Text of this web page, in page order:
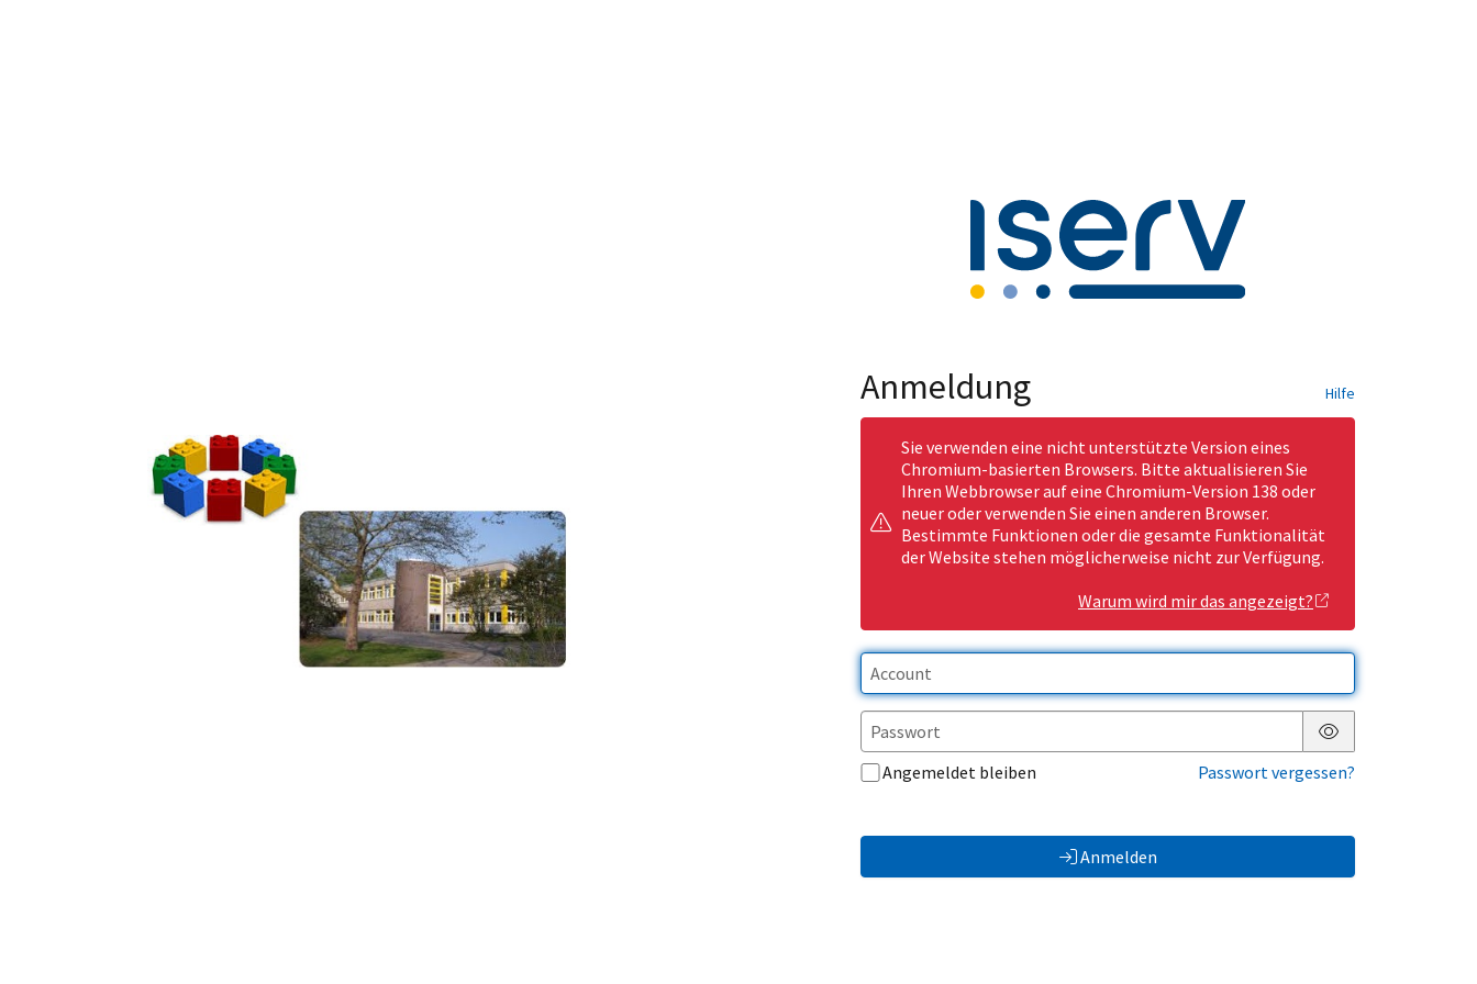
Anmeldung Hilfe
Sie verwenden eine nicht unterstützte Version eines
Chromium-basierten Browsers. Bitte aktualisieren Sie
Ihren Webbrowser auf eine Chromium-Version 138 oder
neuer oder verwenden Sie einen anderen Browser.
Bestimmte Funktionen oder die gesamte Funktionalität
der Website stehen möglicherweise nicht zur Verfügung.
Warum wird mir das angezeigt?
Passwort anzeigen
Angemeldet bleiben
Passwort vergessen?
Anmelden